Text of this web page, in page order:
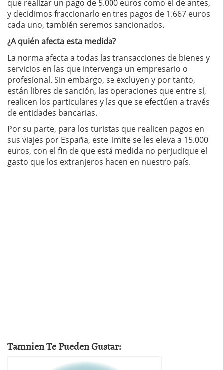
que realizar un pago de 5.000 euros como el de antes,
y decidimos fraccionarlo en tres pagos de 1.667 euros
cada uno, también seremos sancionados.
¿A quién afecta esta medida?
La norma afecta a todas las transacciones de bienes y
servicios en las que intervenga un empresario o
profesional. Sin embargo, se excluyen y por tanto,
están libres de sanción, las operaciones que entre sí,
realicen los particulares y las que se efectúen a través
de entidades bancarias.
Por su parte, para los turistas que realicen pagos en
sus viajes por España, este limite se les eleva a 15.000
euros, con el fin de que está medida no perjudique el
gasto que los extranjeros hacen en nuestro país.
Tamnien Te Pueden Gustar: